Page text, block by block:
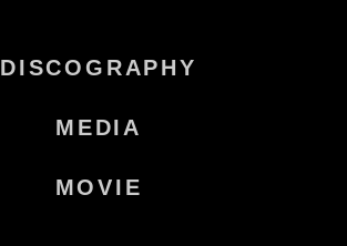
DISCOGRAPHY
MEDIA
MOVIE